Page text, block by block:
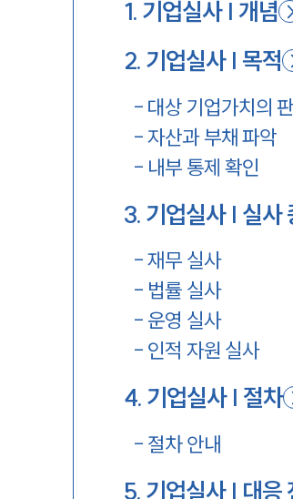
1. 기업실사 | 개념
2. 기업실사 | 목적
- 대상 기업가치의
-자산과 부채 파악
- 내부 통제 확인
3. 기업실사 | 실사
-재무 실사
- 법률 실사
- 운영 실사
- 인적 자원 실사
4. 기업실사 | 절차
- 절차 안내
5. 기업실사 | 대응